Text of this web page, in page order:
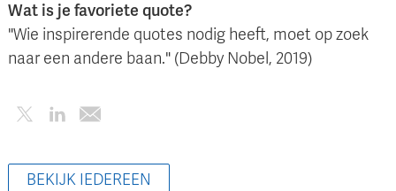
Wat is je favoriete quote?
"Wie inspirerende quotes nodig heeft, moet op zoek
naar een andere baan." (Debby Nobel, 2019)
BEKIJK IEDEREEN